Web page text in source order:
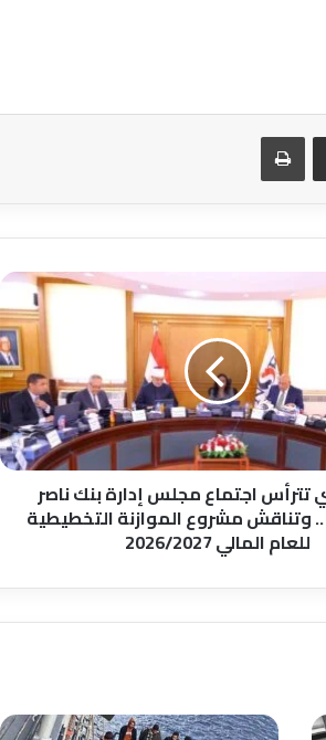
مشاركة عبر البريد طباعة
تترأس اجتماع مجلس إدارة بنك ناصر
وتناقش مشروع الموازنة التخطيطية
للعام المالي 2026/2027